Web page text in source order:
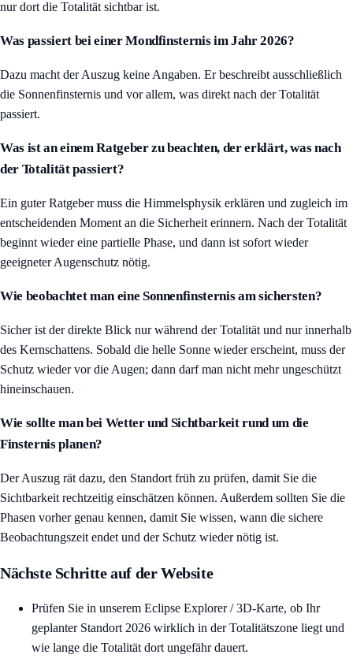
nur dort die Totalität sichtbar ist.
Was passiert bei einer Mondfinsternis im Jahr 2026?
Dazu macht der Auszug keine Angaben. Er beschreibt ausschließlich
die Sonnenfinsternis und vor allem, was direkt nach der Totalität
passiert.
Was ist an einem Ratgeber zu beachten, der erklärt, was nach
der Totalität passiert?
Ein guter Ratgeber muss die Himmelsphysik erklären und zugleich im
entscheidenden Moment an die Sicherheit erinnern. Nach der Totalität
beginnt wieder eine partielle Phase, und dann ist sofort wieder
geeigneter Augenschutz nötig.
Wie beobachtet man eine Sonnenfinsternis am sichersten?
Sicher ist der direkte Blick nur während der Totalität und nur innerhalb
des Kernschattens. Sobald die helle Sonne wieder erscheint, muss der
Schutz wieder vor die Augen; dann darf man nicht mehr ungeschützt
hineinschauen.
Wie sollte man bei Wetter und Sichtbarkeit rund um die
Finsternis planen?
Der Auszug rät dazu, den Standort früh zu prüfen, damit Sie die
Sichtbarkeit rechtzeitig einschätzen können. Außerdem sollten Sie die
Phasen vorher genau kennen, damit Sie wissen, wann die sichere
Beobachtungszeit endet und der Schutz wieder nötig ist.
Nächste Schritte auf der Website
Prüfen Sie in unserem Eclipse Explorer / 3D-Karte, ob Ihr
geplanter Standort 2026 wirklich in der Totalitätszone liegt und
wie lange die Totalität dort ungefähr dauert.